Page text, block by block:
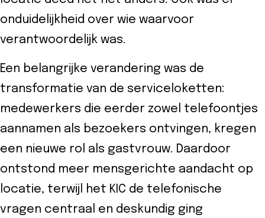
onduidelijkheid over wie waarvoor
verantwoordelijk was.
Een belangrijke verandering was de
transformatie van de serviceloketten:
medewerkers die eerder zowel telefoontjes
aannamen als bezoekers ontvingen, kregen
een nieuwe rol als gastvrouw. Daardoor
ontstond meer mensgerichte aandacht op
locatie, terwijl het KIC de telefonische
vragen centraal en deskundig ging